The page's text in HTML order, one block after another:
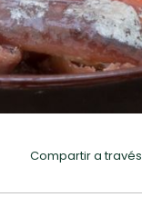
Compartir a